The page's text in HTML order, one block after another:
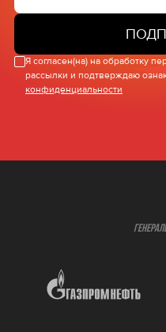
Я согласен(на) на обработку
рассылки и подтверждаю
конфиденциальности